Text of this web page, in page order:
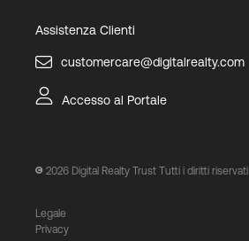
Assistenza Clienti
customercare@digitalrealty.com
Accesso al Portale
2026 Digital Realty Trust Tutti i diritti riservati
Legale
Privacy